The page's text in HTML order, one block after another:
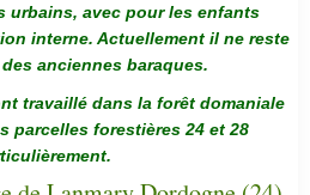
urbains, avec pour les enfants
interne. Actuellement il ne reste
anciennes baraques.
travaillé dans la forêt domaniale
parcelles forestières 24 et 28